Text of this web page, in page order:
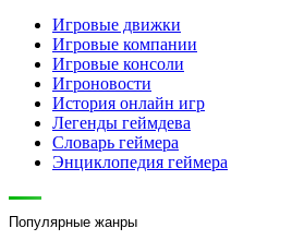
Игровые движки
Игровые компании
Игровые консоли
Игроновости
История онлайн игр
Легенды геймдева
Словарь геймера
Энциклопедия геймера
Популярные жанры